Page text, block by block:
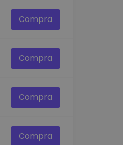
Compra
Compra
Compra
Compra